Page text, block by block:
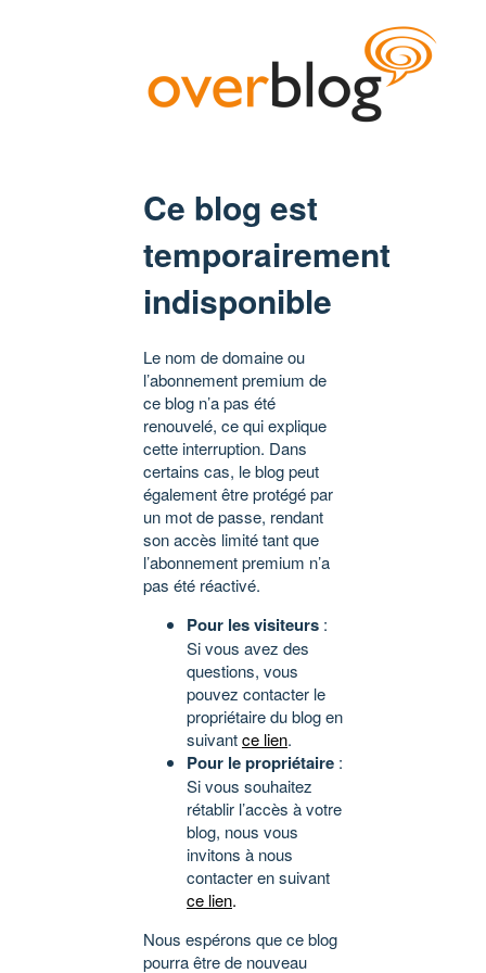
Ce blog est
temporairement
indisponible
Le nom de domaine ou
l’abonnement premium de
ce blog n’a pas été
renouvelé, ce qui explique
cette interruption. Dans
certains cas, le blog peut
également être protégé par
un mot de passe, rendant
son accès limité tant que
l’abonnement premium n’a
pas été réactivé.
Pour les visiteurs :
Si vous avez des
questions, vous
pouvez contacter le
propriétaire du blog en
suivantce lien.
Pour le propriétaire :
Si vous souhaitez
rétablir l’accès à votre
blog, nous vous
invitons à nous
contacter en suivant
ce lien.
Nous espérons que ce blog
pourra être de nouveau